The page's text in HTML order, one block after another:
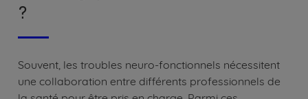
?
Souvent, les troubles neuro-fonctionnels nécessitent
une collaboration entre différents professionnels de